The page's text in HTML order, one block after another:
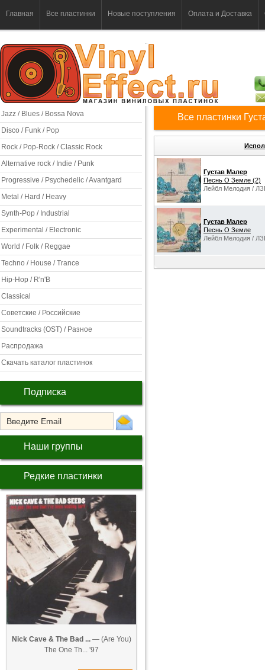
Главная Все пластинки Новые поступления Оплата и Доставка
Jazz / Blues / Bossa Nova
Disco / Funk / Pop
Rock / Pop-Rock / Classic Rock
Alternative rock / Indie / Punk
Progressive / Psychedelic / Avantgard
Metal / Hard / Heavy
Synth-Pop / Industrial
Experimental / Electronic
World / Folk / Reggae
Techno / House / Trance
Hip-Hop / R'n'B
Classical
Советские / Российские
Soundtracks (OST) / Разное
Распродажа
Скачать каталог пластинок
Подписка
Наши группы
Редкие пластинки
Nick Cave & The Bad ...— (Are You)
The One Th... '97
Все пластинки
Густав Малер
Песнь О Земле (2)
Лейбл Мелодия /
Густав Малер
Песнь О Земле
Лейбл Мелодия /